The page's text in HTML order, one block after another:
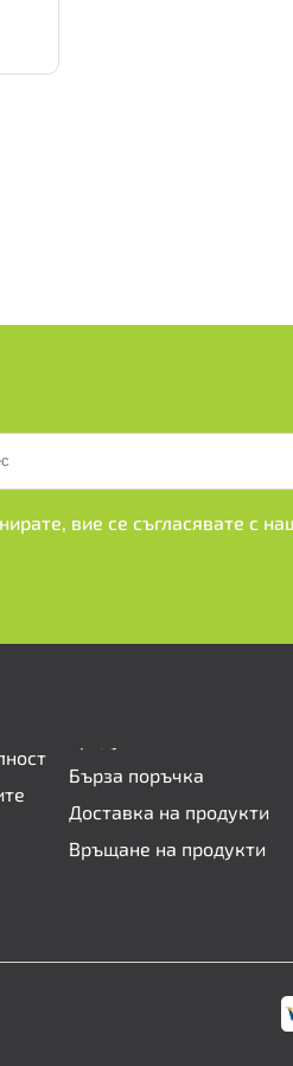
вие се съгласявате с
Бърза поръчка
Доставка на продукти
Връщане на продукти